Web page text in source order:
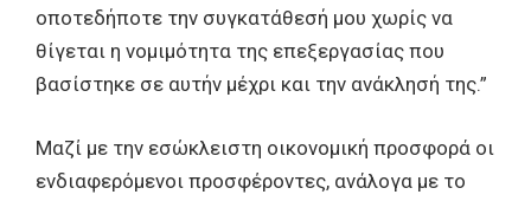
οποτεδήποτε την συγκατάθεσή μου χωρίς να
θίγεται η νομιμότητα της επεξεργασίας που
βασίστηκε σε αυτήν μέχρι και την ανάκλησή της.”
Μαζί με την εσώκλειστη οικονομική προσφορά οι
ενδιαφερόμενοι προσφέροντες, ανάλογα με το